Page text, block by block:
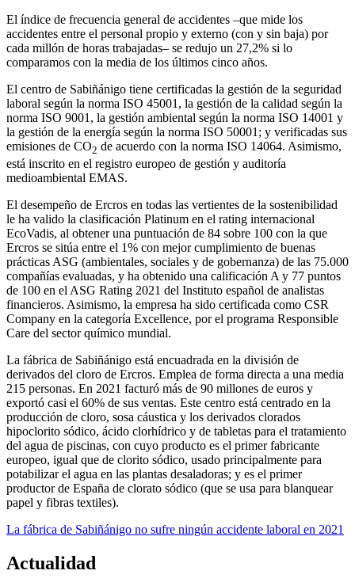
El índice de frecuencia general de accidentes –que mide los
accidentes entre el personal propio y externo (con y sin baja) por
cada millón de horas trabajadas– se redujo un 27,2% si lo
comparamos con la media de los últimos cinco años.
El centro de Sabiñánigo tiene certificadas la gestión de la seguridad
laboral según la norma ISO 45001, la gestión de la calidad según la
norma ISO 9001, la gestión ambiental según la norma ISO 14001 y
la gestión de la energía según la norma ISO 50001; y verificadas sus
emisiones de CO2 de acuerdo con la norma ISO 14064. Asimismo,
está inscrito en el registro europeo de gestión y auditoría
medioambiental EMAS.
El desempeño de Ercros en todas las vertientes de la sostenibilidad
le ha valido la clasificación Platinum en el rating internacional
EcoVadis, al obtener una puntuación de 84 sobre 100 con la que
Ercros se sitúa entre el 1% con mejor cumplimiento de buenas
prácticas ASG (ambientales, sociales y de gobernanza) de las 75.000
compañías evaluadas, y ha obtenido una calificación A y 77 puntos
de 100 en el ASG Rating 2021 del Instituto español de analistas
financieros. Asimismo, la empresa ha sido certificada como CSR
Company en la categoría Excellence, por el programa Responsible
Care del sector químico mundial.
La fábrica de Sabiñánigo está encuadrada en la división de
derivados del cloro de Ercros. Emplea de forma directa a una media
215 personas. En 2021 facturó más de 90 millones de euros y
exportó casi el 60% de sus ventas. Este centro está centrado en la
producción de cloro, sosa cáustica y los derivados clorados
hipoclorito sódico, ácido clorhídrico y de tabletas para el tratamiento
del agua de piscinas, con cuyo producto es el primer fabricante
europeo, igual que de clorito sódico, usado principalmente para
potabilizar el agua en las plantas desaladoras; y es el primer
productor de España de clorato sódico (que se usa para blanquear
papel y fibras textiles).
La fábrica de Sabiñánigo no sufre ningún accidente laboral en 2021
Actualidad